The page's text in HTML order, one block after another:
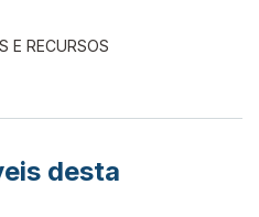
E RECURSOS
desta